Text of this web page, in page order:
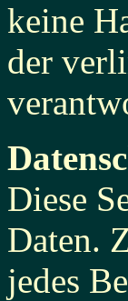
keine
der
Diese
Daten.
jedes